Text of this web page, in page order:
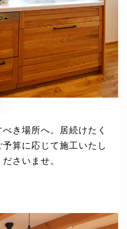
き場所へ。居続けたく
算に応じて施工いたし
さいませ。